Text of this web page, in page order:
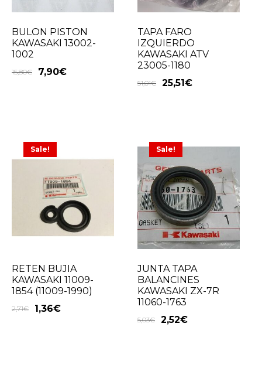
BULON PISTON
KAWASAKI 13002-
1002
15,80€ 7,90€
TAPA FARO
IZQUIERDO
KAWASAKI ATV
23005-1180
51,01€ 25,51€
Sale!
RETEN BUJIA
KAWASAKI 11009-
1854 (11009-1990)
2,71€ 1,36€
Sale!
JUNTA TAPA
BALANCINES
KAWASAKI ZX-7R
11060-1763
5,03€ 2,52€